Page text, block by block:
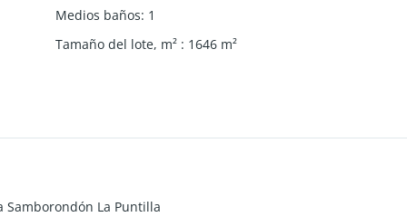
Medios baños: 1
Tamaño del lote, m² : 1646 m²
Samborondón La Puntilla